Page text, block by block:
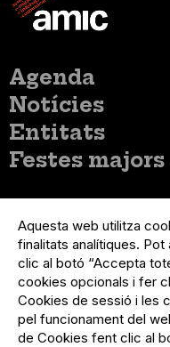
Menú
principal
Agenda
Notícies
Entitats
Festes majors
del
compte
d'usuari
Menú
usuari
no
loggat
Registre
Menú
Peu
Sobre el
Preguntes
Contacte
Aquesta web utilitza
finalitats analítiques.
clic al botó “Accepta
cookies opcionals i fer
Cookies de sessió i les
pel funcionament del
de Cookies fent clic al